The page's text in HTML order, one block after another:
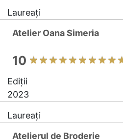
Laureați
Atelier Oana Simeria
10
Ediții
2023
Laureați
Atelierul de Broderie